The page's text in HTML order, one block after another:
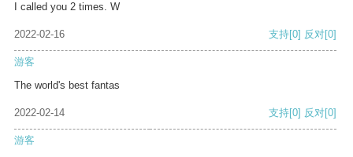
I called you 2 times. W
2022-02-16 支持[0] 反对[0]
游客
The world's best fantas
2022-02-14 支持[0] 反对[0]
游客